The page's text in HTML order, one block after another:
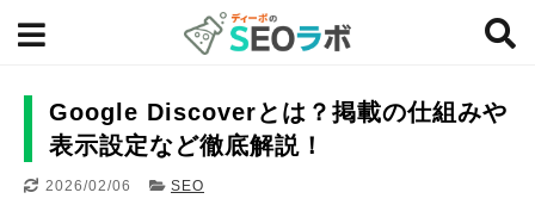
Google Discoverとは？掲載の仕組みや
表示設定など徹底解説！
2026/02/06 SEO